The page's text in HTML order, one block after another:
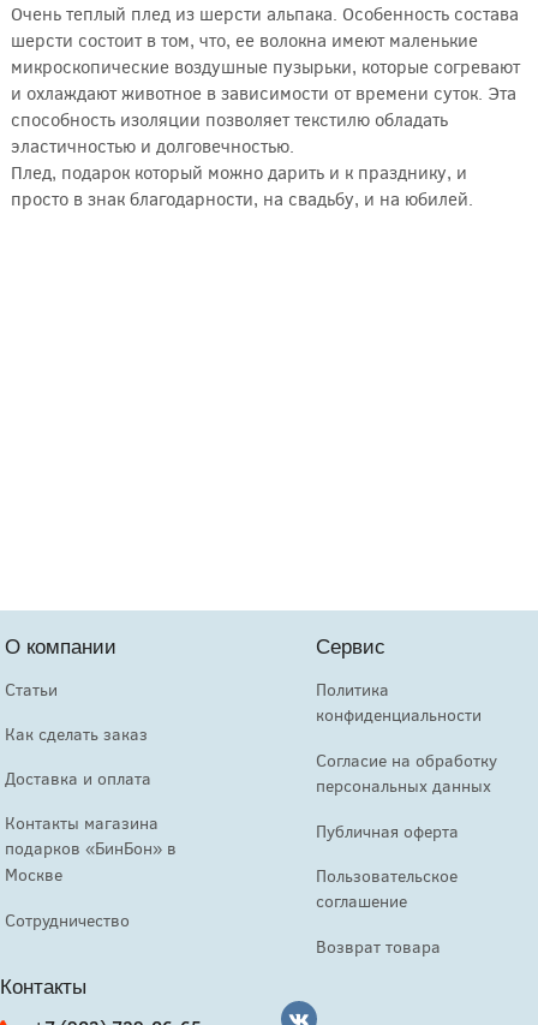
Очень теплый плед из шерсти альпака. Особенность состава
шерсти состоит в том, что, ее волокна имеют маленькие
микроскопические воздушные пузырьки, которые согревают
и охлаждают животное в зависимости от времени суток. Эта
способность изоляции позволяет текстилю обладать
эластичностью и долговечностью.
Плед, подарок который можно дарить и к празднику, и
просто в знак благодарности, на свадьбу, и на юбилей.
О компании
Статьи
Как сделать заказ
Доставка и оплата
Контакты магазина
подарков «БинБон» в
Москве
Сотрудничество
Сервис
Политика
конфиденциальности
Согласие на обработку
персональных данных
Публичная оферта
Пользовательское
соглашение
Возврат товара
Контакты